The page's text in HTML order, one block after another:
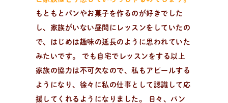
もともとパンやお菓子を作るのが好きでした
し、家族がいない昼間にレッスンをしていたの
で、はじめは趣味の延長のように思われていた
みたいです。 でも自宅でレッスンをする以上
家族の協力は不可欠なので、私もアピールする
ようになり、徐々に私の仕事として認識して応
援してくれるようになりました。 日々、パン